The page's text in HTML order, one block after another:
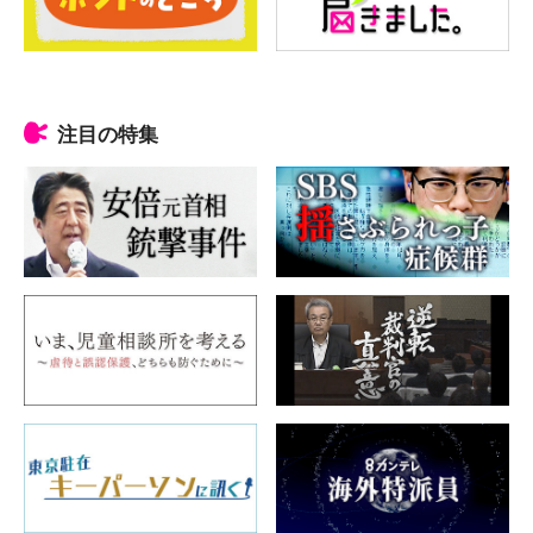
注目の特集